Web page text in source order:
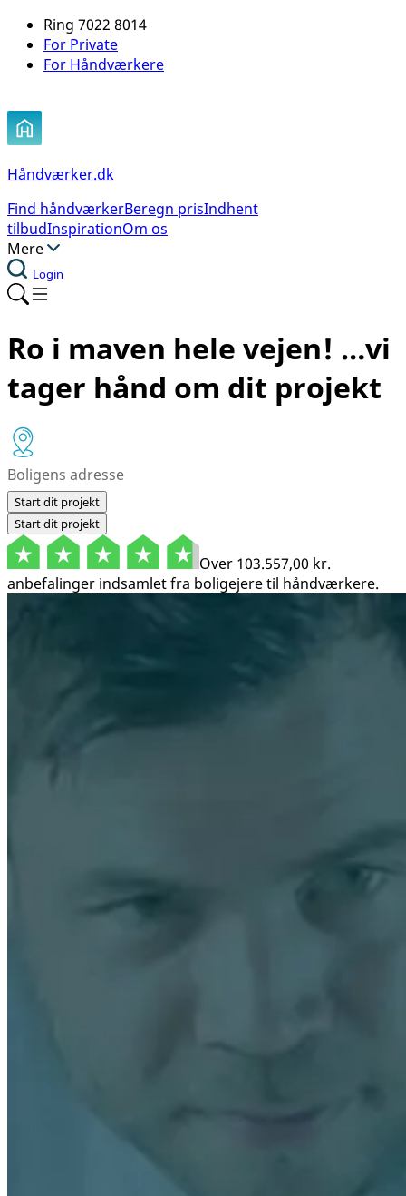
Ring 7022 8014
For Private
For Håndværkere
Håndværker.dk
Find håndværkerBeregn prisIndhent
tilbudInspirationOm os
Mere
Login
Ro i maven hele vejen! …vi
tager hånd om dit projekt
Start dit projekt
Start dit projekt
Over 103.557,00 kr.
anbefalinger indsamlet fra boligejere til håndværkere.